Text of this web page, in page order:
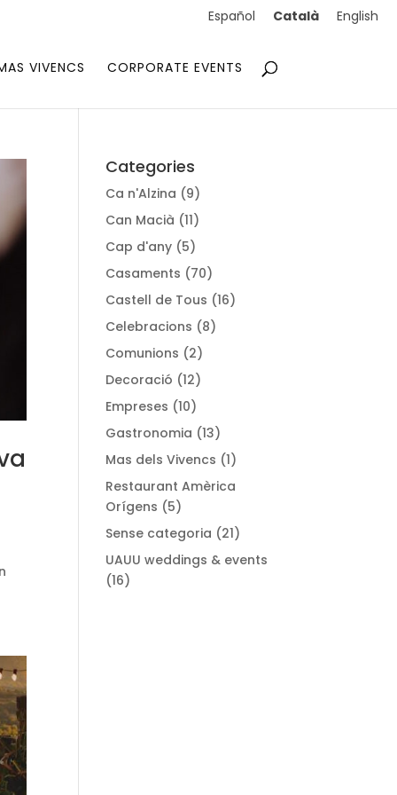
Español Català English
VIVENCS CORPORATE EVENTS
Categories
Ca n'Alzina (9)
Can Macià (11)
Cap d'any (5)
Casaments (70)
Castell de Tous (16)
Celebracions (8)
Comunions (2)
Decoració (12)
Empreses (10)
Gastronomia (13)
Mas dels Vivencs (1)
Restaurant Amèrica
Orígens (5)
Sense categoria (21)
UAUU weddings & events
(16)